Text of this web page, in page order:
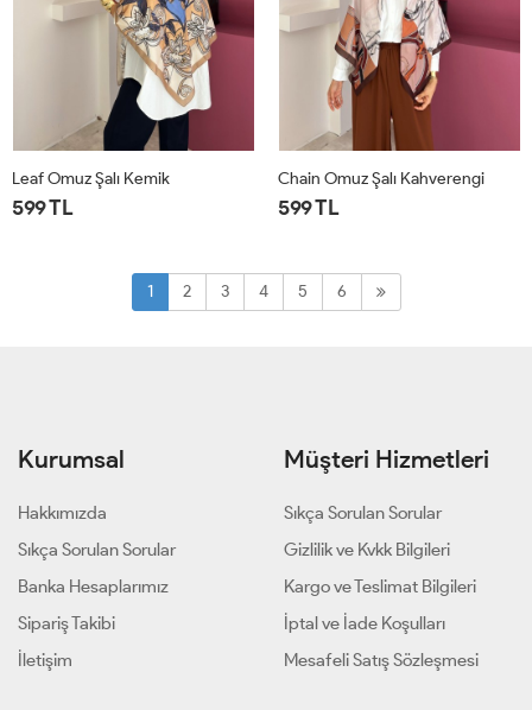
Leaf Omuz Şalı Kemik
599 TL
Chain Omuz Şalı Kahverengi
599 TL
1 2 3 4 5 6
Kurumsal
Hakkımızda
Sıkça Sorulan Sorular
Banka Hesaplarımız
Sipariş Takibi
İletişim
Müşteri Hizmetleri
Sıkça Sorulan Sorular
Gizlilik ve Kvkk Bilgileri
Kargo ve Teslimat Bilgileri
İptal ve İade Koşulları
Mesafeli Satış Sözleşmesi